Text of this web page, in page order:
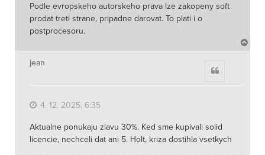
Podle evropskeho autorskeho prava lze zakopeny soft
prodat treti strane, pripadne darovat. To plati i o
postprocesoru.
a
jean
4. 12. 2025, 6:35
Aktualne ponukaju zlavu 30%. Ked sme kupivali solid
licencie, nechceli dat ani 5. Holt, kriza dostihla vsetkych